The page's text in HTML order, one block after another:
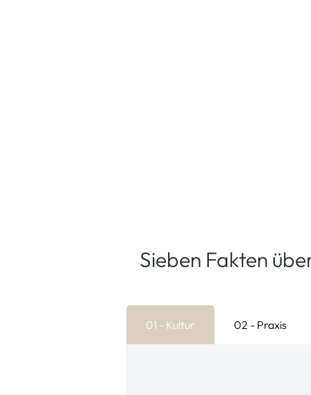
Sieben Fakten
01 - Kultur 02 - Praxis